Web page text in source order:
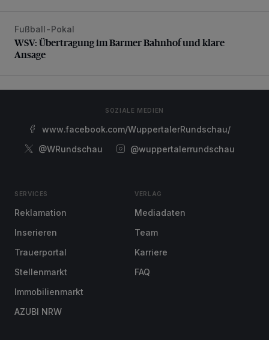
WSV: Übertragung im Barmer Bahnhof und klare Ansage
Fußball-Pokal
WSV: Übertragung im Barmer Bahnhof und klare
Ansage
SOZIALE MEDIEN
www.facebook.com/WuppertalerRundschau/
@WRundschau
@wuppertalerrundschau
SERVICES
Reklamation
Inserieren
Trauerportal
Stellenmarkt
Immobilienmarkt
AZUBI NRW
VERLAG
Mediadaten
Team
Karriere
FAQ